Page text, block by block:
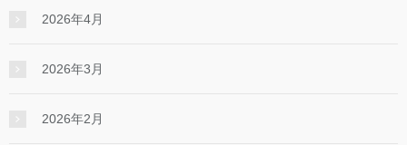
2026年4月
2026年3月
2026年2月